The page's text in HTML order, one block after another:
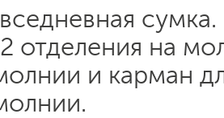
отделения на
и карман